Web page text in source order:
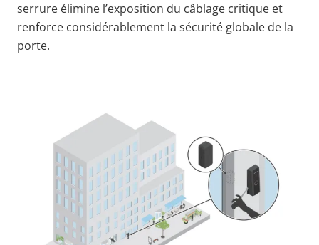
serrure élimine l’exposition du câblage critique et
renforce considérablement la sécurité globale de la
porte.